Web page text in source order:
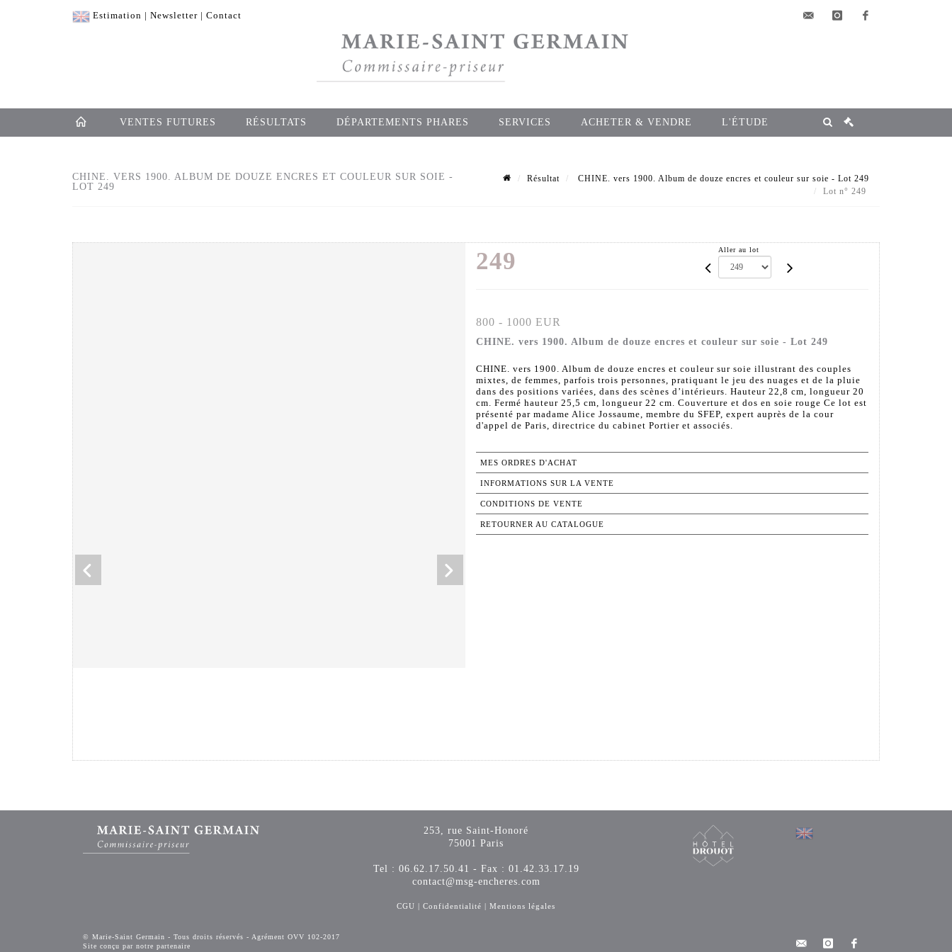
Estimation | Newsletter | Contact
VENTES FUTURES RÉSULTATS DÉPARTEMENTS PHARES SERVICES ACHETER & VENDRE L'ÉTUDE
CHINE. VERS 1900. ALBUM DE DOUZE ENCRES ET COULEUR SUR SOIE -
LOT 249
Résultat
CHINE. vers 1900. Album de douze encres et couleur sur soie - Lot 249
Lot n° 249
249 Aller au lot
800 - 1000 EUR
CHINE. vers 1900. Album de douze encres et couleur sur soie - Lot 249
CHINE. vers 1900. Album de douze encres et couleur sur soie illustrant des couples
mixtes, de femmes, parfois trois personnes, pratiquant le jeu des nuages et de la pluie
dans des positions variées, dans des scènes d’intérieurs. Hauteur 22,8 cm, longueur 20
cm. Fermé hauteur 25,5 cm, longueur 22 cm. Couverture et dos en soie rouge Ce lot est
présenté par madame Alice Jossaume, membre du SFEP, expert auprès de la cour
d'appel de Paris, directrice du cabinet Portier et associés.
MES ORDRES D'ACHAT
INFORMATIONS SUR LA VENTE
CONDITIONS DE VENTE
RETOURNER AU CATALOGUE
253, rue Saint-Honoré
75001 Paris
Tel : 06.62.17.50.41 - Fax : 01.42.33.17.19
contact@msg-encheres.com
CGU Confidentialité Mentions légales
© Marie-Saint Germain - Tous droits réservés - Agrément OVV 102-2017
Site conçu par notre partenaire